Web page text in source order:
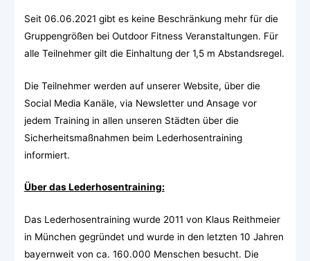
Seit 06.06.2021 gibt es keine Beschränkung mehr für die
Gruppengrößen bei Outdoor Fitness Veranstaltungen. Für
alle Teilnehmer gilt die Einhaltung der 1,5 m Abstandsregel.
Die Teilnehmer werden auf unserer Website, über die
Social Media Kanäle, via Newsletter und Ansage vor
jedem Training in allen unseren Städten über die
Sicherheitsmaßnahmen beim Lederhosentraining
informiert.
Über das Lederhosentraining:
Das Lederhosentraining wurde 2011 von Klaus Reithmeier
in München gegründet und wurde in den letzten 10 Jahren
bayernweit von ca. 160.000 Menschen besucht. Die